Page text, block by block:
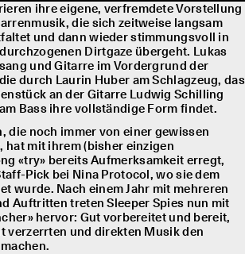
ihre eigene, verfremdete Vorstellung
die sich zeitweise langsam
und dann wieder stimmungsvoll in
Dirtgaze übergeht. Lukas
und Gitarre im Vordergrund der
durch Laurin Huber am Schlagzeug, das
an der Gitarre Ludwig Schilling
Bass ihre vollständige Form findet.
die noch immer von einer gewissen
hat mit ihrem (bisher einzigen
«try» bereits Aufmerksamkeit erregt,
Pick bei Nina Protocol, wo sie dem
wurde. Nach einem Jahr mit mehreren
Auftritten treten Sleeper Spies nun mit
hervor: Gut vorbereitet und bereit,
verzerrten und direkten Musik den